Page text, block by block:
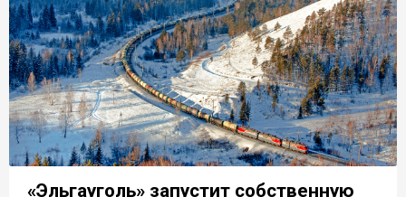
«Эльгауголь» запустит собственную